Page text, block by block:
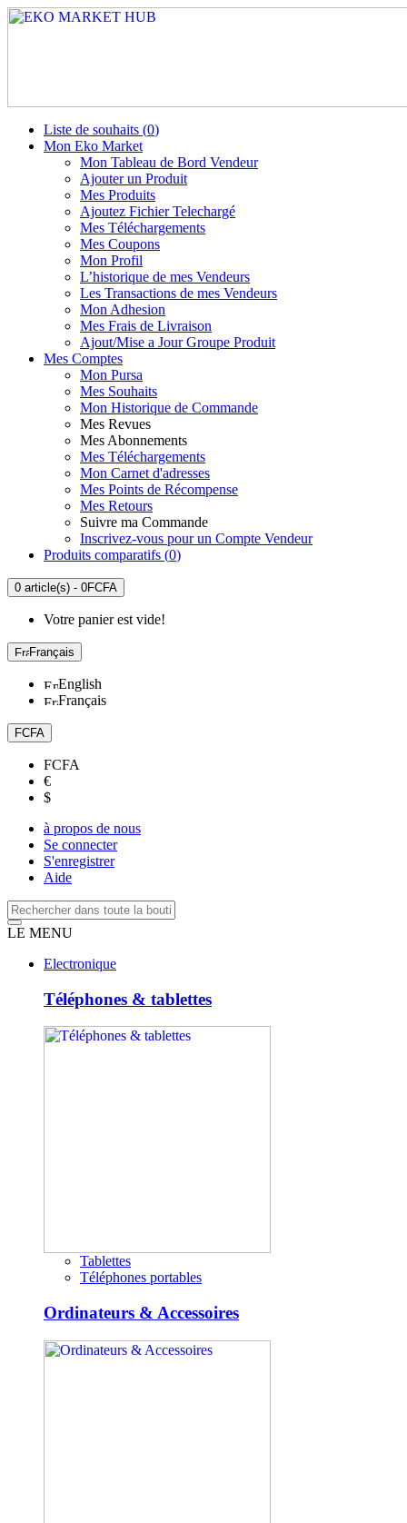
Liste de souhaits (0)
Mon Eko Market
Mon Tableau de Bord Vendeur
Ajouter un Produit
Mes Produits
Ajoutez Fichier Telechargé
Mes Téléchargements
Mes Coupons
Mon Profil
L’historique de mes Vendeurs
Les Transactions de mes Vendeurs
Mon Adhesion
Mes Frais de Livraison
Ajout/Mise a Jour Groupe Produit
Mes Comptes
Mon Pursa
Mes Souhaits
Mon Historique de Commande
Mes Revues
Mes Abonnements
Mes Téléchargements
Mon Carnet d'adresses
Mes Points de Récompense
Mes Retours
Suivre ma Commande
Inscrivez-vous pour un Compte Vendeur
Produits comparatifs (0)
0 article(s) - 0FCFA
Votre panier est vide!
Français
English
Français
FCFA
FCFA
€
$
à propos de nous
Se connecter
S'enregistrer
Aide
LE MENU
Electronique
Téléphones & tablettes
Tablettes
Téléphones portables
Ordinateurs & Accessoires